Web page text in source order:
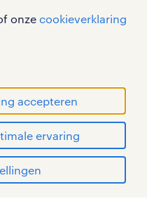
onze cookieverklaring
accepteren
ervaring
N.V.